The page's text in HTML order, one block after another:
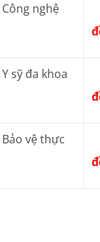
nghệ
sỹ đa khoa
vệ thực